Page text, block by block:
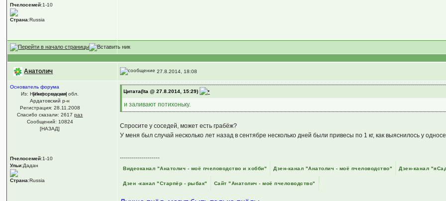
Пчелосемей:1-10
Страна:Russia
Анатолич 27.8.2014, 18:08
Основатель форума
[Информация]
Из: Нижегородская обл.
Ардатовский р-н
Регистрация: 28.11.2008
Спасибо сказали:2617 раз
Сообщений: 10824
[НАЗАД]
Пчелосемей:1-10
Ульи:Дадан
Страна:Russia
Цитата(Ita @ 27.8.2014, 15:29)
и заливают потихоньку.
Спросите у соседей, может есть грабёж?
У меня был случай несколько лет назад в сентябре несколько дней были привесы по 1 кг, как выяснилось у
--------------------
Видеоканал "Анатолич - моё пчеловодство и хобби" Дзен-канал "Анатолич - моё пчеловодство" Дзен-канал
Дзен -канал "Старпёр - рыбак" Сайт "Анатолич - моё пчеловодство"